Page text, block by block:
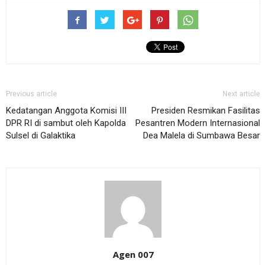
Previous article
Kedatangan Anggota Komisi III
DPR RI di sambut oleh Kapolda
Sulsel di Galaktika
Next article
Presiden Resmikan Fasilitas
Pesantren Modern Internasional
Dea Malela di Sumbawa Besar
Agen 007